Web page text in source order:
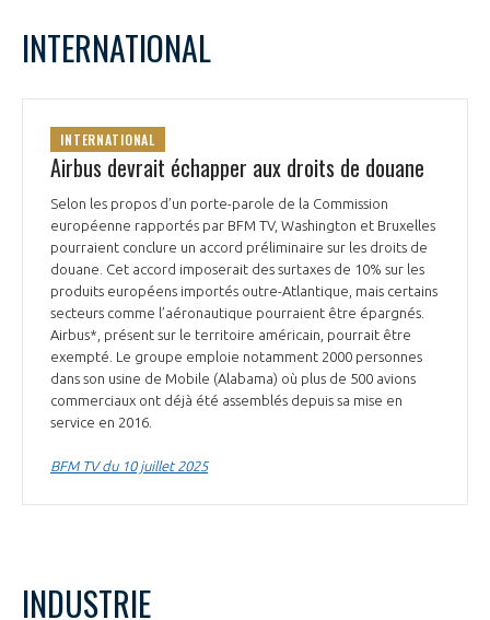
PRÉSENTATION
NOTRE VISION
NOS MISSIONS
NOTRE HISTOIRE
ORGANISATION
LE CONSEIL DU GIFAS
L’ÉQUIPE DU GIFAS
NOS RÉSEAUX À L'INTERNATIONAL
FONCTIONNEMENT
GEADS
COMITÉ AERO PME
COMMISSIONS ET COMITÉS
ACCOMPAGNEMENT DE NOS ADHÉRENTS
LES PROGRAMMES DU GIFAS
LA MÉDIATION
LA MÉDIATION DANS LA FILIÈRE AÉRONAUTIQUE ET SPATIALE
MÉDIATION ET CHARTE D’ENGAGEMENT SUR LES RELATIONS ENTRE
LE SALON DU BOURGET
L
M
1 2 3 4 5
6
7
14
15 17
28
29 30 31
INTERNATIONAL
INTERNATIONAL
Airbus devrait échapper aux droits de douane
Selon les propos d’un porte-parole de la Commission
européenne rapportés par BFM TV, Washington et Bruxelles
pourraient conclure un accord préliminaire sur les droits de
douane. Cet accord imposerait des surtaxes de 10% sur les
produits européens importés outre-Atlantique, mais certains
secteurs comme l’aéronautique pourraient être épargnés.
Airbus*, présent sur le territoire américain, pourrait être
exempté. Le groupe emploie notamment 2000 personnes
dans son usine de Mobile (Alabama) où plus de 500 avions
commerciaux ont déjà été assemblés depuis sa mise en
service en 2016.
BFM TV du 10 juillet 2025
INDUSTRIE
Rejoignez une filière d’excellence et développez
Rencontres, salons, données sectorielles,